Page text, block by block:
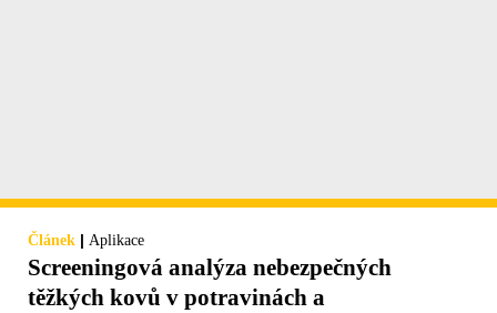
Článek | Aplikace
Screeningová analýza nebezpečných
těžkých kovů v potravinách a